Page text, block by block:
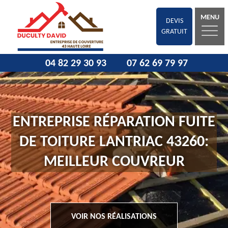
DEVIS
GRATUIT
MENU
04 82 29 30 93 07 62 69 79 97
ENTREPRISE RÉPARATION FUITE
DE TOITURE LANTRIAC 43260:
MEILLEUR COUVREUR
VOIR NOS RÉALISATIONS